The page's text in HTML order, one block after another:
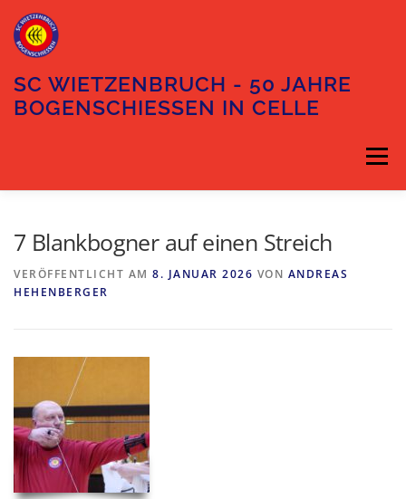
Inhalt
springen
SC WIETZENBRUCH - 50 JAHRE
BOGENSCHIESSEN IN CELLE
Menü
TRAININGSZEITEN
ANFAHRT KONTAKT
7 Blankbogner auf einen Streich
VERÖFFENTLICHT AM 8. JANUAR 2026 VON ANDREAS
HEHENBERGER